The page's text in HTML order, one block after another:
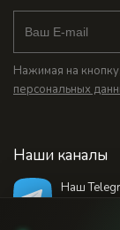
Нажимая на
персональных
Наши каналы
Наш